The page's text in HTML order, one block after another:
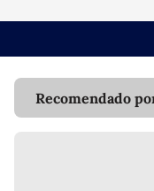
Recomendado